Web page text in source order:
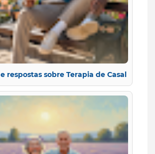
respostas sobre Terapia de Casal